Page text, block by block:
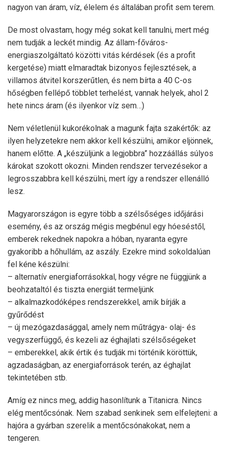
nagyon van áram, víz, élelem és általában profit sem terem.
De most olvastam, hogy még sokat kell tanulni, mert még
nem tudják a leckét mindig. Az állam-főváros-
energiaszolgáltató közötti vitás kérdések (és a profit
kergetése) miatt elmaradtak bizonyos fejlesztések, a
villamos átvitel korszerűtlen, és nem bírta a 40 C-os
hőségben fellépő többlet terhelést, vannak helyek, ahol 2
hete nincs áram (és ilyenkor víz sem…)
Nem véletlenül kukorékolnak a magunk fajta szakértők: az
ilyen helyzetekre nem akkor kell készülni, amikor eljönnek,
hanem előtte. A „készüljünk a legjobbra” hozzáállás súlyos
károkat szokott okozni. Minden rendszer tervezésekor a
legrosszabbra kell készülni, mert így a rendszer ellenálló
lesz.
Magyarországon is egyre több a szélsőséges időjárási
esemény, és az ország mégis megbénul egy hóeséstől,
emberek rekednek napokra a hóban, nyaranta egyre
gyakoribb a hőhullám, az aszály. Ezekre mind sokoldalúan
fel kéne készülni:
– alternatív energiaforrásokkal, hogy végre ne függjünk a
beohzataltól és tiszta energiát termeljünk
– alkalmazkodóképes rendszerekkel, amik bírják a
gyűrődést
– új mezógazdasággal, amely nem műtrágya- olaj- és
vegyszerfüggő, és kezeli az éghajlati szélsőségeket
– emberekkel, akik értik és tudják mi történik köröttük,
agzadaságban, az energiaforrások terén, az éghajlat
tekintetében stb.
Amíg ez nincs meg, addig hasonlítunk a Titanicra. Nincs
elég mentőcsónak. Nem szabad senkinek sem elfelejteni: a
hajóra a gyárban szerelik a mentőcsónakokat, nem a
tengeren.